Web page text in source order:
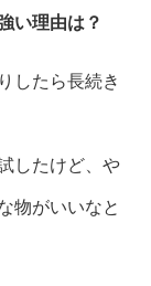
い理由は？
したら長続き
したけど、や
物がいいなと